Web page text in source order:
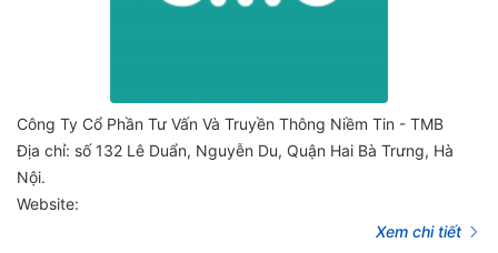
Công Ty Cổ Phần Tư Vấn Và Truyền Thông Niềm Tin - TMB
Địa chỉ: số 132 Lê Duẩn, Nguyễn Du, Quận Hai Bà Trưng, Hà
Nội.
Website:
Xem chi tiết